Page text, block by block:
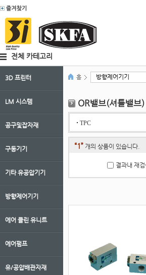
전체 카테고리
3D 프린터
LM 시스템
공구및잡자재
구동기기
기타 유공압기기
방향제어기기
에어 클린 유니트
에어펌프
유/공압배관자재
홈 방향제어기기
OR밸브(셔틀밸브)
TPC
“1” 개의 상품이 있습니다.
결과내 재검